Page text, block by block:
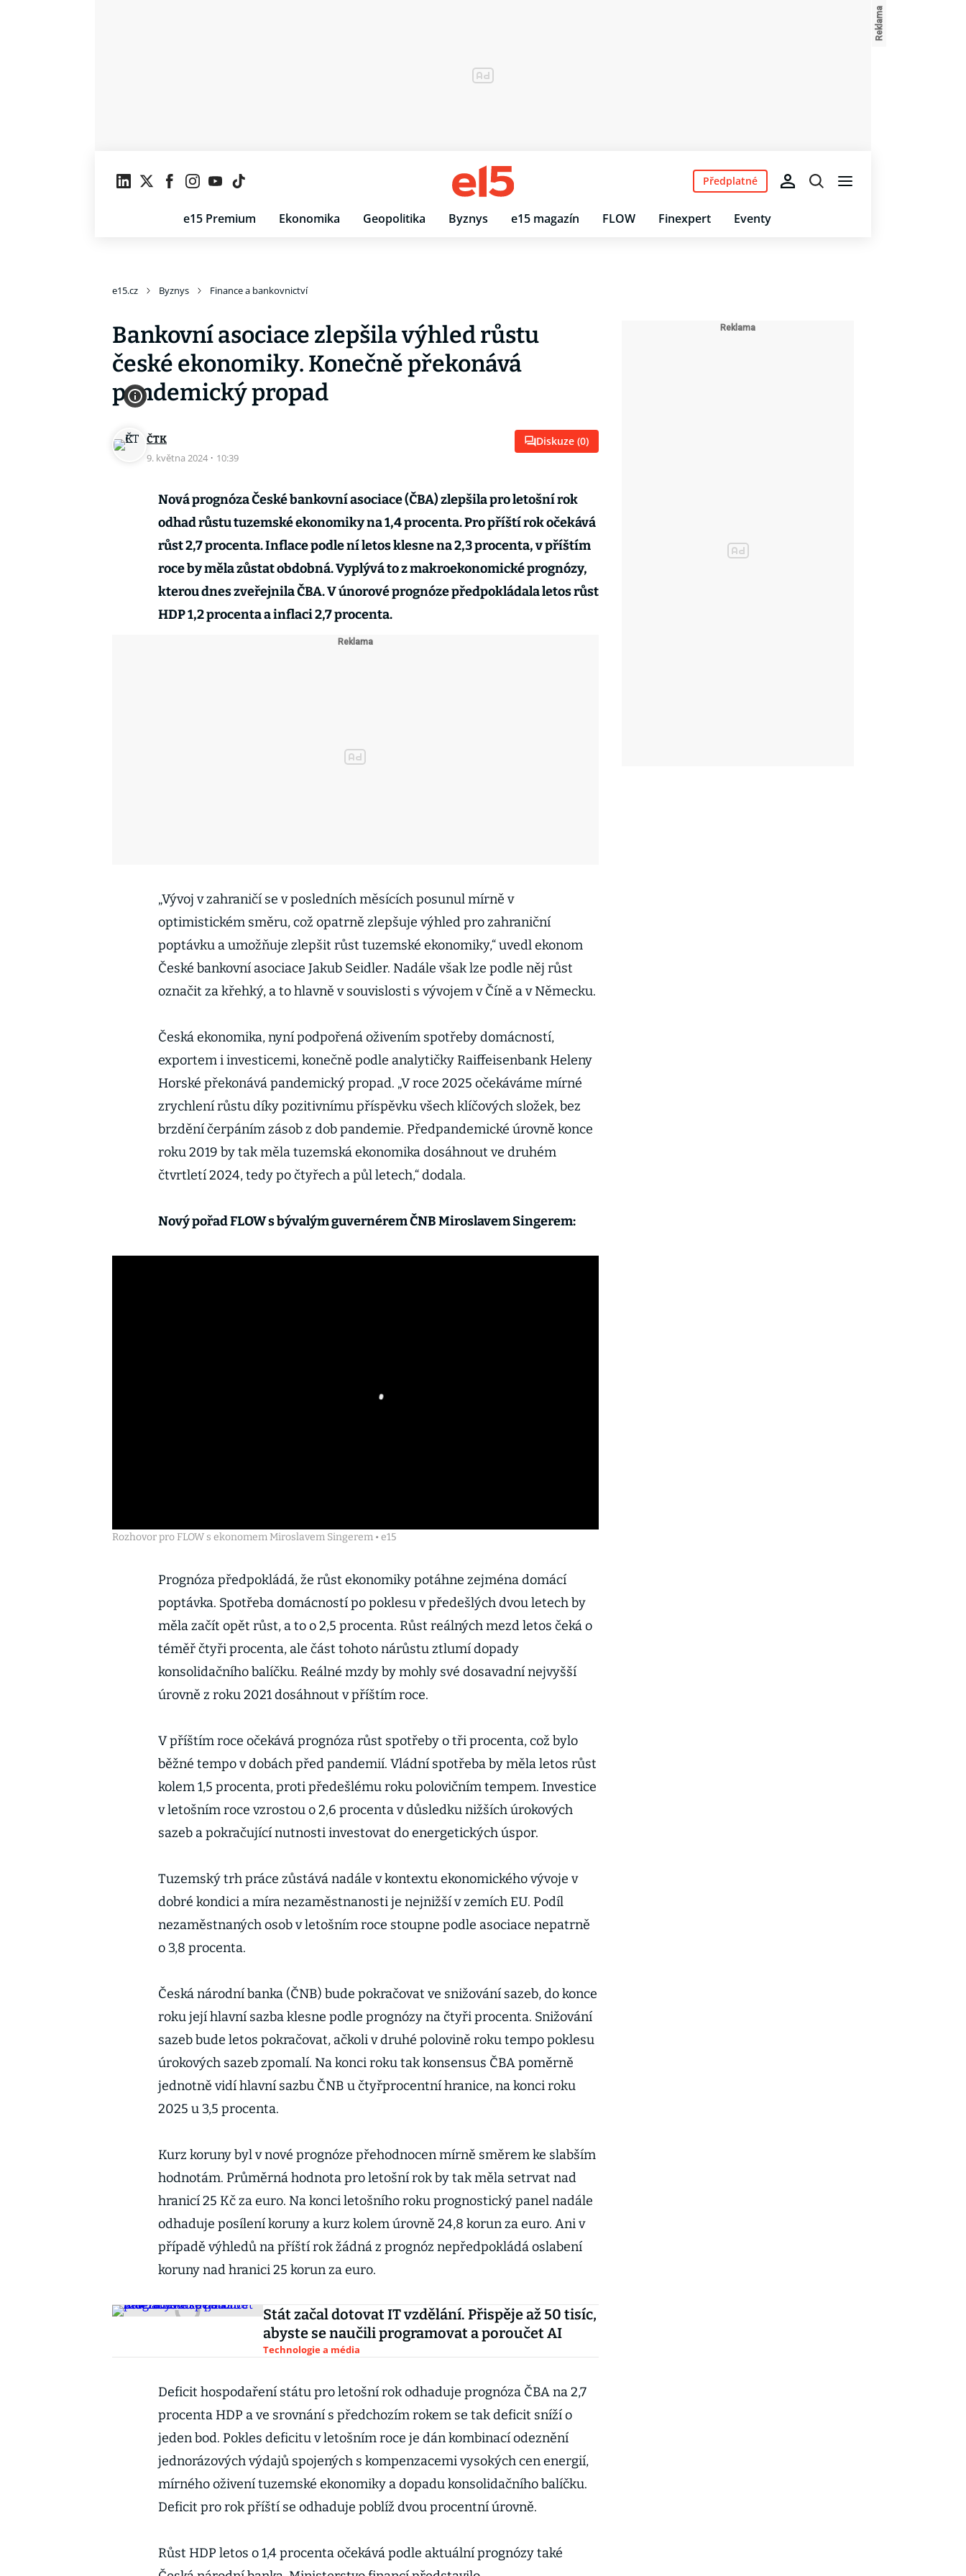
e15 Premium Ekonomika Geopolitika Byznys e15 magazín FLOW Finexpert Eventy
Předplatné
e15.cz Byznys Finance a bankovnictví
Bankovní asociace zlepšila výhled růstu
české ekonomiky. Konečně překonává
pandemický propad
ČTK
9. května 2024 · 10:39
Diskuze (0)
Nová prognóza České bankovní asociace (ČBA) zlepšila pro letošní rok
odhad růstu tuzemské ekonomiky na 1,4 procenta. Pro příští rok očekává
růst 2,7 procenta. Inflace podle ní letos klesne na 2,3 procenta, v příštím
roce by měla zůstat obdobná. Vyplývá to z makroekonomické prognózy,
kterou dnes zveřejnila ČBA. V únorové prognóze předpokládala letos růst
HDP 1,2 procenta a inflaci 2,7 procenta.
„Vývoj v zahraničí se v posledních měsících posunul mírně v
optimistickém směru, což opatrně zlepšuje výhled pro zahraniční
poptávku a umožňuje zlepšit růst tuzemské ekonomiky,“ uvedl ekonom
České bankovní asociace Jakub Seidler. Nadále však lze podle něj růst
označit za křehký, a to hlavně v souvislosti s vývojem v Číně a v Německu.
Česká ekonomika, nyní podpořená oživením spotřeby domácností,
exportem i investicemi, konečně podle analytičky Raiffeisenbank Heleny
Horské překonává pandemický propad. „V roce 2025 očekáváme mírné
zrychlení růstu díky pozitivnímu příspěvku všech klíčových složek, bez
brzdění čerpáním zásob z dob pandemie. Předpandemické úrovně konce
roku 2019 by tak měla tuzemská ekonomika dosáhnout ve druhém
čtvrtletí 2024, tedy po čtyřech a půl letech,“ dodala.
Nový pořad FLOW s bývalým guvernérem ČNB Miroslavem Singerem:
Rozhovor pro FLOW s ekonomem Miroslavem Singerem • e15
Prognóza předpokládá, že růst ekonomiky potáhne zejména domácí
poptávka. Spotřeba domácností po poklesu v předešlých dvou letech by
měla začít opět růst, a to o 2,5 procenta. Růst reálných mezd letos čeká o
téměř čtyři procenta, ale část tohoto nárůstu ztlumí dopady
konsolidačního balíčku. Reálné mzdy by mohly své dosavadní nejvyšší
úrovně z roku 2021 dosáhnout v příštím roce.
V příštím roce očekává prognóza růst spotřeby o tři procenta, což bylo
běžné tempo v dobách před pandemií. Vládní spotřeba by měla letos růst
kolem 1,5 procenta, proti předešlému roku polovičním tempem. Investice
v letošním roce vzrostou o 2,6 procenta v důsledku nižších úrokových
sazeb a pokračující nutnosti investovat do energetických úspor.
Tuzemský trh práce zůstává nadále v kontextu ekonomického vývoje v
dobré kondici a míra nezaměstnanosti je nejnižší v zemích EU. Podíl
nezaměstnaných osob v letošním roce stoupne podle asociace nepatrně
o 3,8 procenta.
Česká národní banka (ČNB) bude pokračovat ve snižování sazeb, do konce
roku její hlavní sazba klesne podle prognózy na čtyři procenta. Snižování
sazeb bude letos pokračovat, ačkoli v druhé polovině roku tempo poklesu
úrokových sazeb zpomalí. Na konci roku tak konsensus ČBA poměrně
jednotně vidí hlavní sazbu ČNB u čtyřprocentní hranice, na konci roku
2025 u 3,5 procenta.
Kurz koruny byl v nové prognóze přehodnocen mírně směrem ke slabším
hodnotám. Průměrná hodnota pro letošní rok by tak měla setrvat nad
hranicí 25 Kč za euro. Na konci letošního roku prognostický panel nadále
odhaduje posílení koruny a kurz kolem úrovně 24,8 korun za euro. Ani v
případě výhledů na příští rok žádná z prognóz nepředpokládá oslabení
koruny nad hranici 25 korun za euro.
Stát začal dotovat IT vzdělání. Přispěje až 50 tisíc,
abyste se naučili programovat a poroučet AI
Technologie a média
Deficit hospodaření státu pro letošní rok odhaduje prognóza ČBA na 2,7
procenta HDP a ve srovnání s předchozím rokem se tak deficit sníží o
jeden bod. Pokles deficitu v letošním roce je dán kombinací odeznění
jednorázových výdajů spojených s kompenzacemi vysokých cen energií,
mírného oživení tuzemské ekonomiky a dopadu konsolidačního balíčku.
Deficit pro rok příští se odhaduje poblíž dvou procentní úrovně.
Růst HDP letos o 1,4 procenta očekává podle aktuální prognózy také